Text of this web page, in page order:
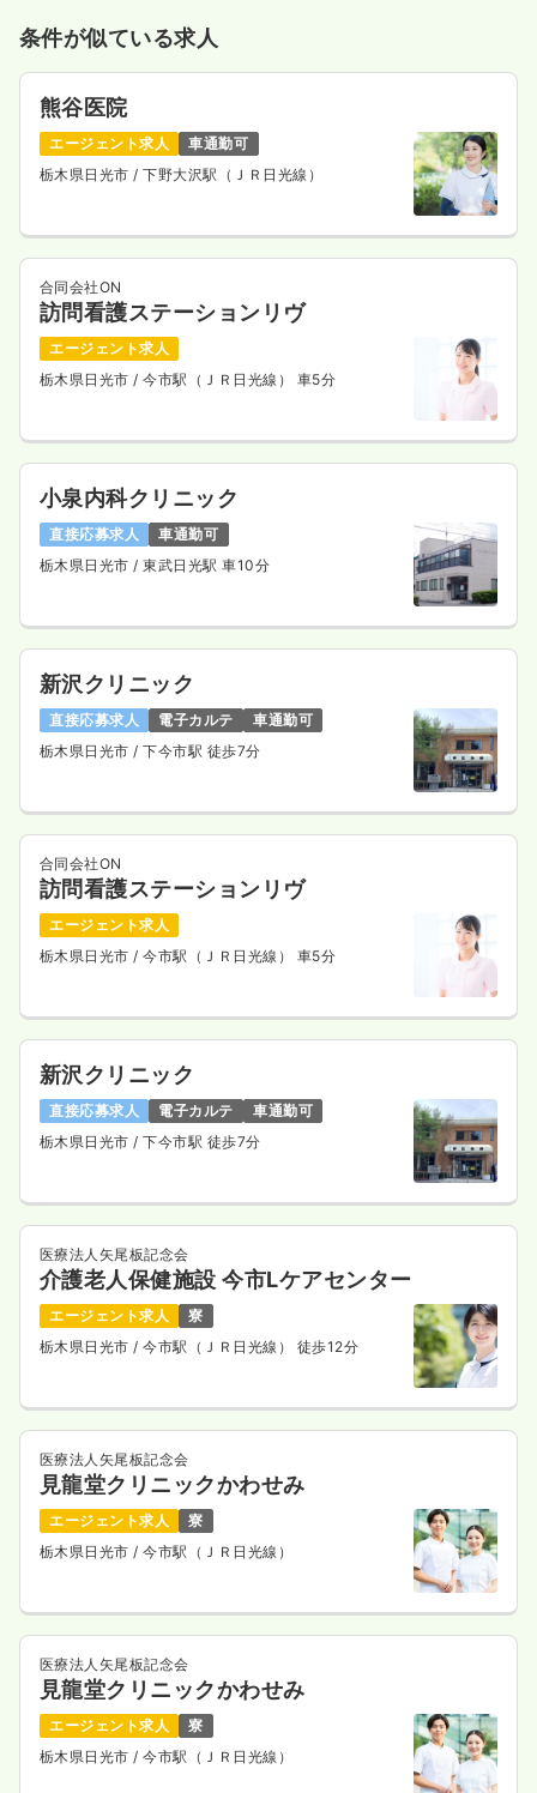
条件が似ている求人
熊谷医院
エージェント求人
車通勤可
栃木県日光市/ 下野大沢駅（ＪＲ日光線）
合同会社ON
訪問看護ステーションリヴ
エージェント求人
栃木県日光市/ 今市駅（ＪＲ日光線） 車5分
小泉内科クリニック
直接応募求人
車通勤可
栃木県日光市/ 東武日光駅 車10分
新沢クリニック
直接応募求人 電子カルテ
車通勤可
栃木県日光市/ 下今市駅 徒歩7分
合同会社ON
訪問看護ステーションリヴ
エージェント求人
栃木県日光市/ 今市駅（ＪＲ日光線） 車5分
新沢クリニック
直接応募求人 電子カルテ
車通勤可
栃木県日光市/ 下今市駅 徒歩7分
医療法人矢尾板記念会
介護老人保健施設 今市Lケアセンター
エージェント求人
寮
栃木県日光市/ 今市駅（ＪＲ日光線） 徒歩12分
医療法人矢尾板記念会
見龍堂クリニックかわせみ
エージェント求人
寮
栃木県日光市/ 今市駅（ＪＲ日光線）
医療法人矢尾板記念会
見龍堂クリニックかわせみ
エージェント求人
寮
栃木県日光市/ 今市駅（ＪＲ日光線）